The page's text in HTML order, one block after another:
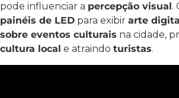
pode influenciar a percepção visual.
painéis de LED para exibir arte
sobre eventos culturais na cidade,
cultura local e atraindo turistas.